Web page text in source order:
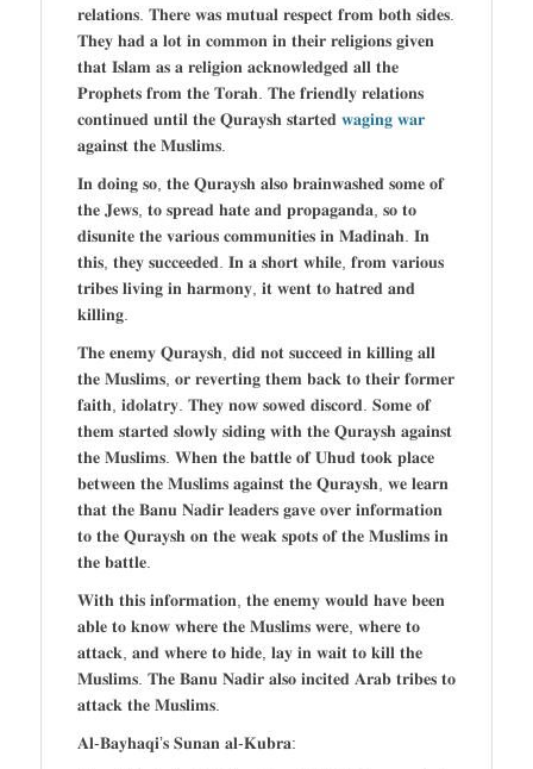
𝐫𝐞𝐥𝐚𝐭𝐢𝐨𝐧𝐬. 𝐓𝐡𝐞𝐫𝐞 𝐰𝐚𝐬 𝐦𝐮𝐭𝐮𝐚𝐥 𝐫𝐞𝐬𝐩𝐞𝐜𝐭 𝐟𝐫𝐨𝐦 𝐛𝐨𝐭𝐡 𝐬𝐢𝐝𝐞𝐬.
𝐓𝐡𝐞𝐲 𝐡𝐚𝐝 𝐚 𝐥𝐨𝐭 𝐢𝐧 𝐜𝐨𝐦𝐦𝐨𝐧 𝐢𝐧 𝐭𝐡𝐞𝐢𝐫 𝐫𝐞𝐥𝐢𝐠𝐢𝐨𝐧𝐬 𝐠𝐢𝐯𝐞𝐧
𝐭𝐡𝐚𝐭 𝐈𝐬𝐥𝐚𝐦 𝐚𝐬 𝐚 𝐫𝐞𝐥𝐢𝐠𝐢𝐨𝐧 𝐚𝐜𝐤𝐧𝐨𝐰𝐥𝐞𝐝𝐠𝐞𝐝 𝐚𝐥𝐥 𝐭𝐡𝐞
𝐏𝐫𝐨𝐩𝐡𝐞𝐭𝐬 𝐟𝐫𝐨𝐦 𝐭𝐡𝐞 𝐓𝐨𝐫𝐚𝐡. 𝐓𝐡𝐞 𝐟𝐫𝐢𝐞𝐧𝐝𝐥𝐲 𝐫𝐞𝐥𝐚𝐭𝐢𝐨𝐧𝐬
𝐜𝐨𝐧𝐭𝐢𝐧𝐮𝐞𝐝 𝐮𝐧𝐭𝐢𝐥 𝐭𝐡𝐞 𝐐𝐮𝐫𝐚𝐲𝐬𝐡 𝐬𝐭𝐚𝐫𝐭𝐞𝐝 𝐰𝐚𝐠𝐢𝐧𝐠 𝐰𝐚𝐫
𝐚𝐠𝐚𝐢𝐧𝐬𝐭 𝐭𝐡𝐞 𝐌𝐮𝐬𝐥𝐢𝐦𝐬.
𝐈𝐧 𝐝𝐨𝐢𝐧𝐠 𝐬𝐨, 𝐭𝐡𝐞 𝐐𝐮𝐫𝐚𝐲𝐬𝐡 𝐚𝐥𝐬𝐨 𝐛𝐫𝐚𝐢𝐧𝐰𝐚𝐬𝐡𝐞𝐝 𝐬𝐨𝐦𝐞 𝐨𝐟
𝐭𝐡𝐞 𝐉𝐞𝐰𝐬, 𝐭𝐨 𝐬𝐩𝐫𝐞𝐚𝐝 𝐡𝐚𝐭𝐞 𝐚𝐧𝐝 𝐩𝐫𝐨𝐩𝐚𝐠𝐚𝐧𝐝𝐚, 𝐬𝐨 𝐭𝐨
𝐝𝐢𝐬𝐮𝐧𝐢𝐭𝐞 𝐭𝐡𝐞 𝐯𝐚𝐫𝐢𝐨𝐮𝐬 𝐜𝐨𝐦𝐦𝐮𝐧𝐢𝐭𝐢𝐞𝐬 𝐢𝐧 𝐌𝐚𝐝𝐢𝐧𝐚𝐡. 𝐈𝐧
𝐭𝐡𝐢𝐬, 𝐭𝐡𝐞𝐲 𝐬𝐮𝐜𝐜𝐞𝐞𝐝𝐞𝐝. 𝐈𝐧 𝐚 𝐬𝐡𝐨𝐫𝐭 𝐰𝐡𝐢𝐥𝐞, 𝐟𝐫𝐨𝐦 𝐯𝐚𝐫𝐢𝐨𝐮𝐬
𝐭𝐫𝐢𝐛𝐞𝐬 𝐥𝐢𝐯𝐢𝐧𝐠 𝐢𝐧 𝐡𝐚𝐫𝐦𝐨𝐧𝐲, 𝐢𝐭 𝐰𝐞𝐧𝐭 𝐭𝐨 𝐡𝐚𝐭𝐫𝐞𝐝 𝐚𝐧𝐝
𝐤𝐢𝐥𝐥𝐢𝐧𝐠.
𝐓𝐡𝐞 𝐞𝐧𝐞𝐦𝐲 𝐐𝐮𝐫𝐚𝐲𝐬𝐡, 𝐝𝐢𝐝 𝐧𝐨𝐭 𝐬𝐮𝐜𝐜𝐞𝐞𝐝 𝐢𝐧 𝐤𝐢𝐥𝐥𝐢𝐧𝐠 𝐚𝐥𝐥
𝐭𝐡𝐞 𝐌𝐮𝐬𝐥𝐢𝐦𝐬, 𝐨𝐫 𝐫𝐞𝐯𝐞𝐫𝐭𝐢𝐧𝐠 𝐭𝐡𝐞𝐦 𝐛𝐚𝐜𝐤 𝐭𝐨 𝐭𝐡𝐞𝐢𝐫 𝐟𝐨𝐫𝐦𝐞𝐫
𝐟𝐚𝐢𝐭𝐡, 𝐢𝐝𝐨𝐥𝐚𝐭𝐫𝐲. 𝐓𝐡𝐞𝐲 𝐧𝐨𝐰 𝐬𝐨𝐰𝐞𝐝 𝐝𝐢𝐬𝐜𝐨𝐫𝐝. 𝐒𝐨𝐦𝐞 𝐨𝐟
𝐭𝐡𝐞𝐦 𝐬𝐭𝐚𝐫𝐭𝐞𝐝 𝐬𝐥𝐨𝐰𝐥𝐲 𝐬𝐢𝐝𝐢𝐧𝐠 𝐰𝐢𝐭𝐡 𝐭𝐡𝐞 𝐐𝐮𝐫𝐚𝐲𝐬𝐡 𝐚𝐠𝐚𝐢𝐧𝐬𝐭
𝐭𝐡𝐞 𝐌𝐮𝐬𝐥𝐢𝐦𝐬. 𝐖𝐡𝐞𝐧 𝐭𝐡𝐞 𝐛𝐚𝐭𝐭𝐥𝐞 𝐨𝐟 𝐔𝐡𝐮𝐝 𝐭𝐨𝐨𝐤 𝐩𝐥𝐚𝐜𝐞
𝐛𝐞𝐭𝐰𝐞𝐞𝐧 𝐭𝐡𝐞 𝐌𝐮𝐬𝐥𝐢𝐦𝐬 𝐚𝐠𝐚𝐢𝐧𝐬𝐭 𝐭𝐡𝐞 𝐐𝐮𝐫𝐚𝐲𝐬𝐡, 𝐰𝐞 𝐥𝐞𝐚𝐫𝐧
𝐭𝐡𝐚𝐭 𝐭𝐡𝐞 𝐁𝐚𝐧𝐮 𝐍𝐚𝐝𝐢𝐫 𝐥𝐞𝐚𝐝𝐞𝐫𝐬 𝐠𝐚𝐯𝐞 𝐨𝐯𝐞𝐫 𝐢𝐧𝐟𝐨𝐫𝐦𝐚𝐭𝐢𝐨𝐧
𝐭𝐨 𝐭𝐡𝐞 𝐐𝐮𝐫𝐚𝐲𝐬𝐡 𝐨𝐧 𝐭𝐡𝐞 𝐰𝐞𝐚𝐤 𝐬𝐩𝐨𝐭𝐬 𝐨𝐟 𝐭𝐡𝐞 𝐌𝐮𝐬𝐥𝐢𝐦𝐬 𝐢𝐧
𝐭𝐡𝐞 𝐛𝐚𝐭𝐭𝐥𝐞.
𝐖𝐢𝐭𝐡 𝐭𝐡𝐢𝐬 𝐢𝐧𝐟𝐨𝐫𝐦𝐚𝐭𝐢𝐨𝐧, 𝐭𝐡𝐞 𝐞𝐧𝐞𝐦𝐲 𝐰𝐨𝐮𝐥𝐝 𝐡𝐚𝐯𝐞 𝐛𝐞𝐞𝐧
𝐚𝐛𝐥𝐞 𝐭𝐨 𝐤𝐧𝐨𝐰 𝐰𝐡𝐞𝐫𝐞 𝐭𝐡𝐞 𝐌𝐮𝐬𝐥𝐢𝐦𝐬 𝐰𝐞𝐫𝐞, 𝐰𝐡𝐞𝐫𝐞 𝐭𝐨
𝐚𝐭𝐭𝐚𝐜𝐤, 𝐚𝐧𝐝 𝐰𝐡𝐞𝐫𝐞 𝐭𝐨 𝐡𝐢𝐝𝐞, 𝐥𝐚𝐲 𝐢𝐧 𝐰𝐚𝐢𝐭 𝐭𝐨 𝐤𝐢𝐥𝐥 𝐭𝐡𝐞
𝐌𝐮𝐬𝐥𝐢𝐦𝐬. 𝐓𝐡𝐞 𝐁𝐚𝐧𝐮 𝐍𝐚𝐝𝐢𝐫 𝐚𝐥𝐬𝐨 𝐢𝐧𝐜𝐢𝐭𝐞𝐝 𝐀𝐫𝐚𝐛 𝐭𝐫𝐢𝐛𝐞𝐬 𝐭𝐨
𝐚𝐭𝐭𝐚𝐜𝐤 𝐭𝐡𝐞 𝐌𝐮𝐬𝐥𝐢𝐦𝐬.
𝐀𝐥-𝐁𝐚𝐲𝐡𝐚𝐪𝐢’𝐬 𝐒𝐮𝐧𝐚𝐧 𝐚𝐥-𝐊𝐮𝐛𝐫𝐚: